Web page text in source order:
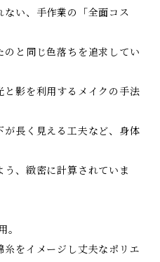
ない、手作業の「全面コス
と同じ色落ちを追求してい
と影を利用するメイクの手法
が長く見える工夫など、身体
、緻密に計算されていま
。
をイメージし丈夫なポリエ